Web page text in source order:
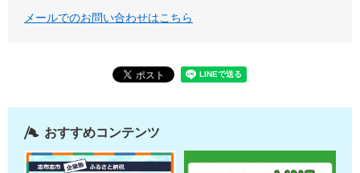
メールでのお問い合わせはこちら
おすすめコンテンツ